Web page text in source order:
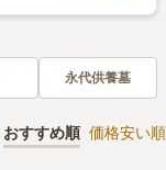
永代供養墓
おすすめ順 価格安い順